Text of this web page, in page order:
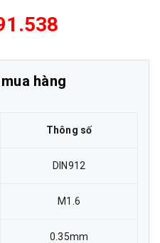
hàng
Thông số
DIN912
M1.6
0.35mm